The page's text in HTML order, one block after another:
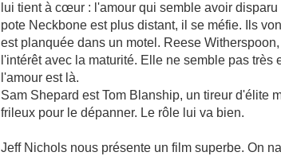
lui tient à cœur : l'amour qui semble avoir
pote Neckbone est plus distant, il se méfie. Ils
est planquée dans un motel. Reese
l'intérêt avec la maturité. Elle ne semble pas
l'amour est là.
Sam Shepard est Tom Blanship, un tireur d'élite
frileux pour le dépanner. Le rôle lui va bien.
Jeff Nichols nous présente un film superbe. On